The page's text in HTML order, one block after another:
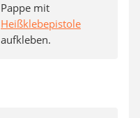
Pappe mit
Heißklebepistole
aufkleben.